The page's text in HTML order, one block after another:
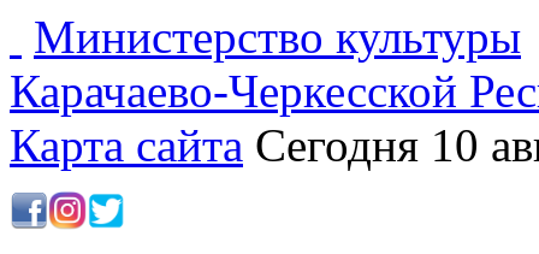
Министерство культуры
Карачаево-Черкесской
Карта сайта Сегодня 10